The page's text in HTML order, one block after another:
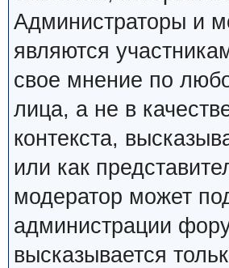
Администраторы и
являются
свое мнение по
лица, а не в
контекста,
или как
модератор может
администрации
высказывается